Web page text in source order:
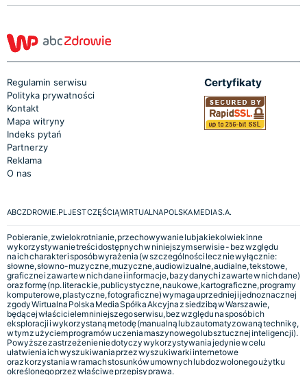
Regulamin serwisu
Polityka prywatności
Kontakt
Mapa witryny
Indeks pytań
Partnerzy
Reklama
O nas
Certyfikaty
ABCZDROWIE.PL JEST CZĘŚCIĄ WIRTUALNA POLSKA MEDIA S.A.
Pobieranie, zwielokrotnianie, przechowywanie lub jakiekolwiek inne
wykorzystywanie treści dostępnych w niniejszym serwisie - bez względu
na ich charakter i sposób wyrażenia (w szczególności lecz nie wyłącznie:
słowne, słowno-muzyczne, muzyczne, audiowizualne, audialne, tekstowe,
graficzne i zawarte w nich dane i informacje, bazy danych i zawarte w nich dane)
oraz formę (np. literackie, publicystyczne, naukowe, kartograficzne, programy
komputerowe, plastyczne, fotograficzne) wymaga uprzedniej i jednoznacznej
zgody Wirtualna Polska Media Spółka Akcyjna z siedzibą w Warszawie,
będącej właścicielem niniejszego serwisu, bez względu na sposób ich
eksploracji i wykorzystaną metodę (manualną lub zautomatyzowaną technikę,
w tym z użyciem programów uczenia maszynowego lub sztucznej inteligencji).
Powyższe zastrzeżenie nie dotyczy wykorzystywania jedynie w celu
ułatwienia ich wyszukiwania przez wyszukiwarki internetowe
oraz korzystania w ramach stosunków umownych lub dozwolonego użytku
określonego przez właściwe przepisy prawa.